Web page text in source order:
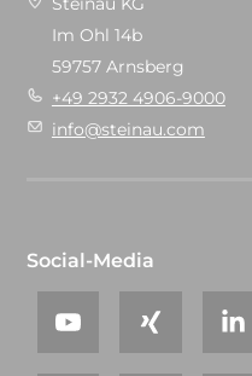
Im Ohl 14b
59757 Arnsberg
+49 2932 4906-9000
info@steinau.com
Social-Media